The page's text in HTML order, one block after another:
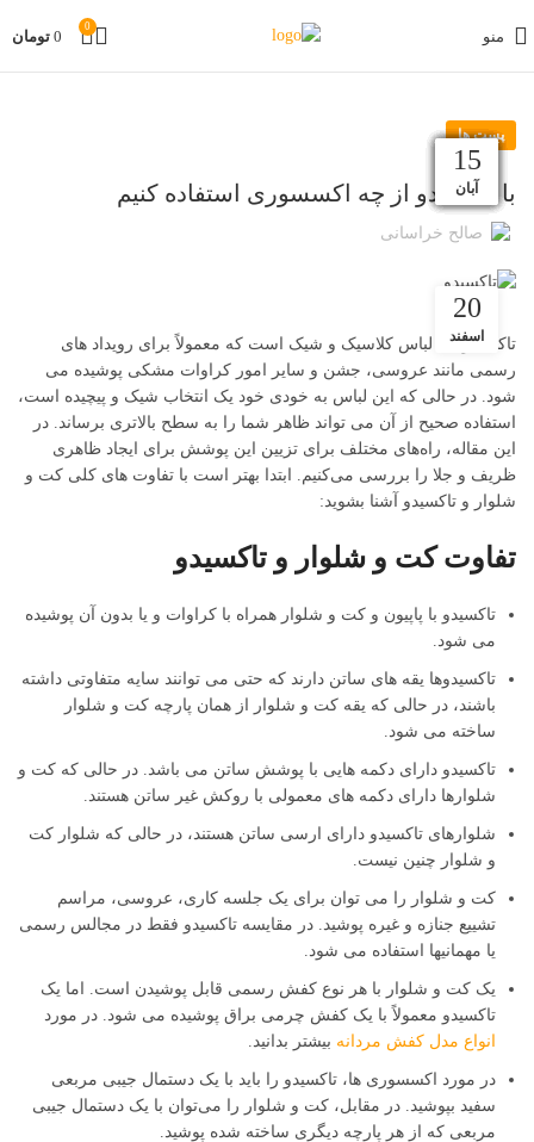
منو
0
0 تومان
پست ها
با تاکسیدو از چه اکسسوری استفاده کنیم
صالح خراسانی
20
اسفند
تاکسیدو یک لباس کلاسیک و شیک است که معمولاً برای رویداد های
رسمی مانند عروسی، جشن و سایر امور کراوات مشکی پوشیده می
شود. در حالی که این لباس به خودی خود یک انتخاب شیک و پیچیده است،
استفاده صحیح از آن می تواند ظاهر شما را به سطح بالاتری برساند. در
این مقاله، راه‌های مختلف برای تزیین این پوشش برای ایجاد ظاهری
ظریف و جلا را بررسی می‌کنیم. ابتدا بهتر است با تفاوت های کلی کت و
شلوار و تاکسیدو آشنا بشوید:
تفاوت کت و شلوار و تاکسیدو
تاکسیدو با پاپیون و کت و شلوار همراه با کراوات و یا بدون آن پوشیده
می شود.
تاکسیدوها یقه‌ های ساتن دارند که حتی می‌ توانند سایه متفاوتی داشته
باشند، در حالی که یقه‌ کت و شلوار از همان پارچه کت و شلوار
ساخته می‌ شود.
تاکسیدو دارای دکمه هایی با پوشش ساتن می باشد. در حالی که کت و
شلوارها دارای دکمه های معمولی با روکش غیر ساتن هستند.
شلوارهای تاکسیدو دارای ارسی ساتن هستند، در حالی که شلوار کت
و شلوار چنین نیست.
کت و شلوار را می توان برای یک جلسه کاری، عروسی، مراسم
تشییع جنازه و غیره پوشید. در مقایسه تاکسیدو فقط در مجالس رسمی
یا مهمانیها استفاده می شود.
یک کت و شلوار با هر نوع کفش رسمی قابل پوشیدن است. اما یک
تاکسیدو معمولاً با یک کفش چرمی براق پوشیده می شود. در مورد
انواع مدل کفش مردانه بیشتر بدانید.
در مورد اکسسوری ها، تاکسیدو را باید با یک دستمال جیبی مربعی
سفید بپوشید. در مقابل، کت و شلوار را می‌توان با یک دستمال جیبی
مربعی که از هر پارچه دیگری ساخته شده پوشید.
30
مهر
02
بهمن
19
دی
12
دی
05
دی
27
آذر
20
آذر
13
آذر
07
آذر
29
آبان
22
آبان
15
آبان